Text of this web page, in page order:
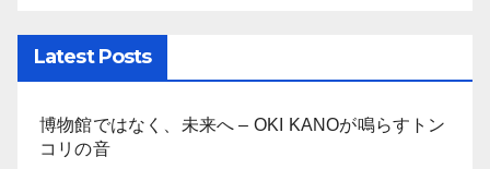
Latest Posts
博物館ではなく、未来へ – OKI KANOが鳴らすトン
コリの音